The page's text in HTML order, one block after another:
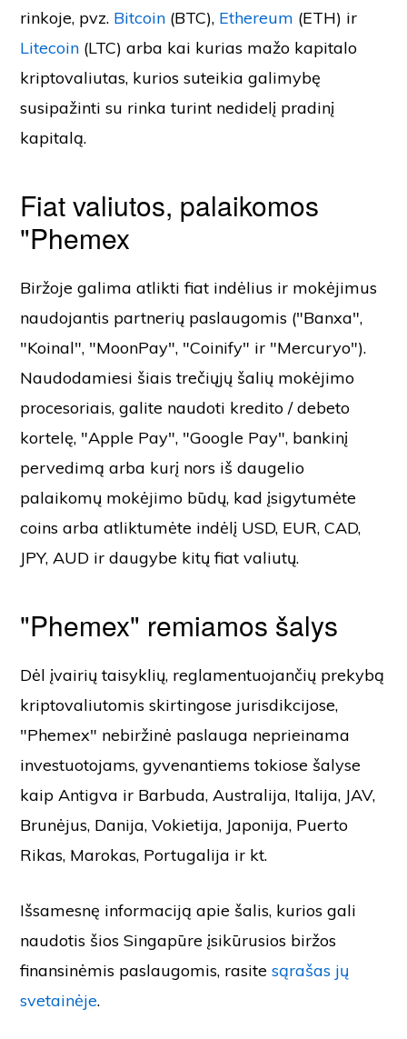
rinkoje, pvz. Bitcoin (BTC), Ethereum (ETH) ir
Litecoin (LTC) arba kai kurias mažo kapitalo
kriptovaliutas, kurios suteikia galimybę
susipažinti su rinka turint nedidelį pradinį
kapitalą.
Fiat valiutos, palaikomos
"Phemex
Biržoje galima atlikti fiat indėlius ir mokėjimus
naudojantis partnerių paslaugomis ("Banxa",
"Koinal", "MoonPay", "Coinify" ir "Mercuryo").
Naudodamiesi šiais trečiųjų šalių mokėjimo
procesoriais, galite naudoti kredito / debeto
kortelę, "Apple Pay", "Google Pay", bankinį
pervedimą arba kurį nors iš daugelio
palaikomų mokėjimo būdų, kad įsigytumėte
coins arba atliktumėte indėlį USD, EUR, CAD,
JPY, AUD ir daugybe kitų fiat valiutų.
"Phemex" remiamos šalys
Dėl įvairių taisyklių, reglamentuojančių prekybą
kriptovaliutomis skirtingose jurisdikcijose,
"Phemex" nebiržinė paslauga neprieinama
investuotojams, gyvenantiems tokiose šalyse
kaip Antigva ir Barbuda, Australija, Italija, JAV,
Brunėjus, Danija, Vokietija, Japonija, Puerto
Rikas, Marokas, Portugalija ir kt.
Išsamesnę informaciją apie šalis, kurios gali
naudotis šios Singapūre įsikūrusios biržos
finansinėmis paslaugomis, rasitesąrašas jų
svetainėje.